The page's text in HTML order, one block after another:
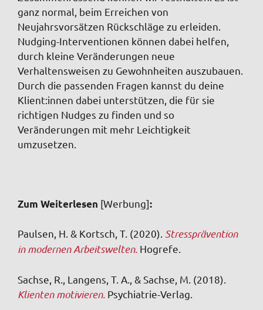
ganz normal, beim Erreichen von
Neujahrsvorsätzen Rückschläge zu erleiden.
Nudging-Interventionen können dabei helfen,
durch kleine Veränderungen neue
Verhaltensweisen zu Gewohnheiten auszubauen.
Durch die passenden Fragen kannst du deine
Klient:innen dabei unterstützen, die für sie
richtigen Nudges zu finden und so
Veränderungen mit mehr Leichtigkeit
umzusetzen.
Zum Weiterlesen [Werbung]:
Paulsen, H. & Kortsch, T. (2020). Stressprävention
in modernen Arbeitswelten. Hogrefe.
Sachse, R., Langens, T. A., & Sachse, M. (2018).
Klienten motivieren. Psychiatrie-Verlag.